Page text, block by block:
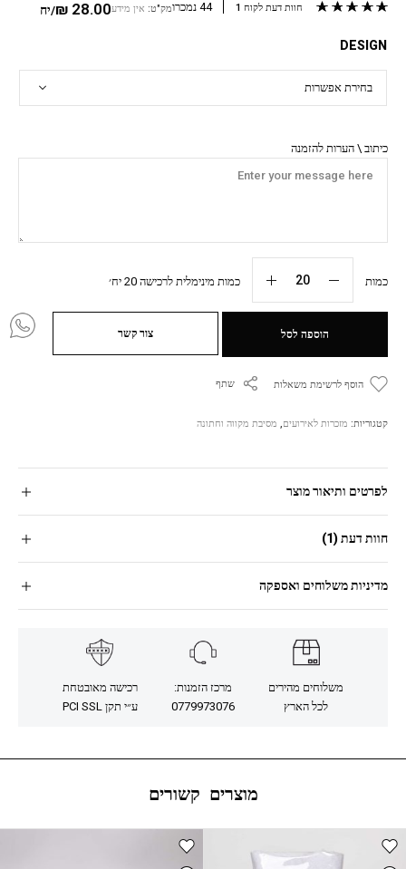
מדורג5.00מתוך 5 מבוסס על 1דירוגים של לקוחות חוות דעת לקוח 1 44 נמכרו מק"ט: אין מידע ₪ 28.00 /יח
DESIGN
כיתוב \ הערות להזמנה
כמות כמות מינימלית לרכישה 20 יח׳
הוספה לסל צור קשר
הוסף לרשימת משאלות שתף
קטגוריות: מזכרות לאירועים, מסיבת מקווה וחתונה
לפרטים ותיאור מוצר
חוות דעת (1)
מדיניות משלוחים ואספקה
משלוחים מהירים
לכל הארץ
מרכז הזמנות:
0779973076
רכישה מאובטחת
ע״י תקן PCI SSL
מוצרים קשורים